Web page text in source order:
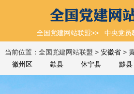
全国党建网站联盟>> 中央党员
当前位置：全国党建网站联盟 > 安徽省 >
徽州区
歙县 休宁县 黟县